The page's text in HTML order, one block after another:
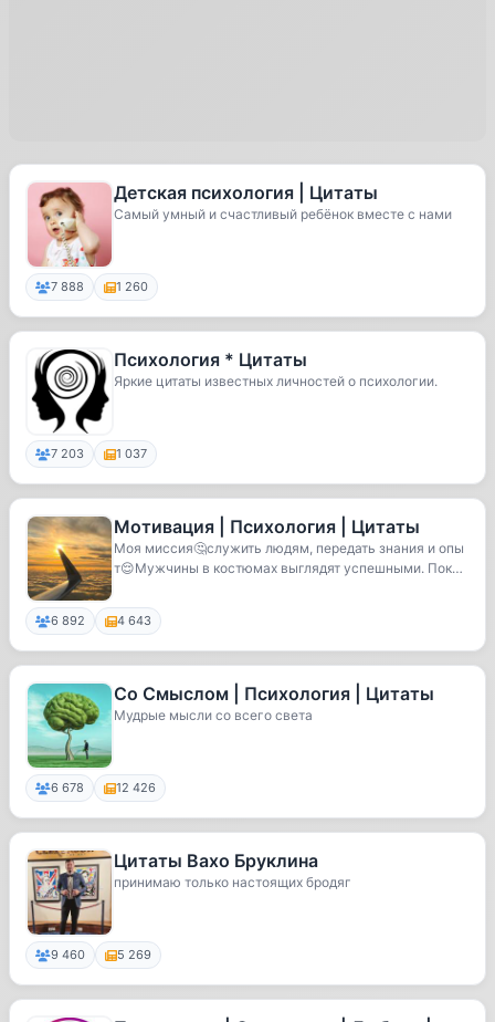
Детская психология | Цитаты
Самый умный и счастливый ребёнок вместе с нами
7 888 1 260
Психология * Цитаты
Яркие цитаты известных личностей о психологии.
7 203 1 037
Мотивация | Психология | Цитаты
Моя миссия🤔служить людям, передать знания и опы
т😌Мужчины в костюмах выглядят успешными. Пока
6 892 4 643
Со Смыслом | Психология | Цитаты
Мудрые мысли со всего света
6 678 12 426
Цитаты Вахо Бруклина
принимаю только настоящих бродяг
9 460 5 269